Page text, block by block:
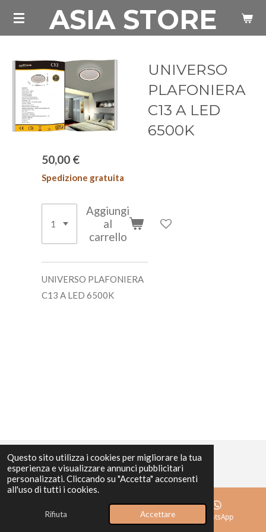
Questo sito utilizza i cookies per migliorare la tua
esperienza e visualizzare annunci pubblicitari
personalizzati. Cliccando su "Accetta" acconsenti
all'uso di tutti i cookies.
Rifiuta Accettare
Vai
principale
ASIA STORE
UNIVERSO
PLAFONIERA
C13 A LED
6500K
50,00 €
Spedizione gratuita
Aggiungi
al
carrello
UNIVERSO PLAFONIERA
C13 A LED 6500K
Email Mappa WhatsApp